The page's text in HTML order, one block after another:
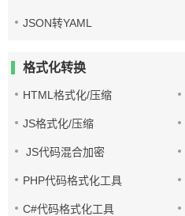
JSON转YAML
格式化转换
HTML格式化/压缩
JS格式化/压缩
JS代码混合加密
PHP代码格式化工具
C#代码格式化工具